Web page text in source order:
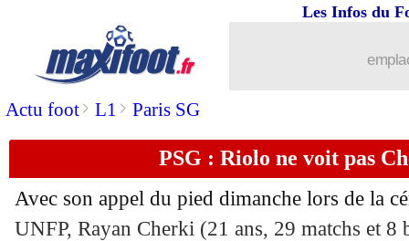
Actu foot> L1 > Paris SG
Les Infos du
PSG : Riolo ne voit pas
Avec son appel du pied dimanche lors de la
UNFP, Rayan Cherki (21 ans, 29 matchs et 8
Al-Nassr : le départ de Laporte se
13/05 Man City: Livramento dans la short-
13/05 Real: Xabi Alonso, les mots
13/05 Real: Vazquez, départ inéluctable